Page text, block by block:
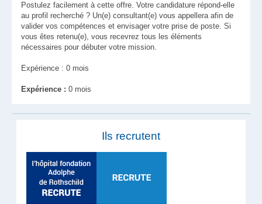
Postulez facilement à cette offre. Votre candidature répond-elle
au profil recherché ? Un(e) consultant(e) vous appellera afin de
valider vos compétences et envisager votre prise de poste. Si
vous êtes retenu(e), vous recevrez tous les éléments
nécessaires pour débuter votre mission.
Expérience : 0 mois
Expérience : 0 mois
Ils recrutent